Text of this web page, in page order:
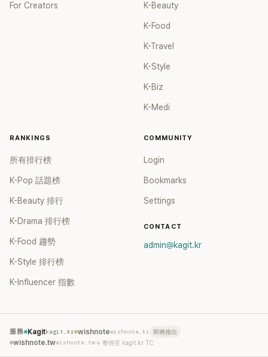
For Creators K-Beauty
K-Food
K-Travel
K-Style
K-Biz
K-Medi
RANKINGS
所有排行榜
K-Pop 話題榜
K-Beauty 排行
K-Drama 排行榜
K-Food 趨勢
K-Style 排行榜
K-Influencer 指數
COMMUNITY
Login
Bookmarks
Settings
CONTACT
admin@kagit.kr
服務 Kagitkagit.kr wishnotewishnote.kr 即將推出
wishnote.twwishnote.tw→ 整併至 kagit.kr TC